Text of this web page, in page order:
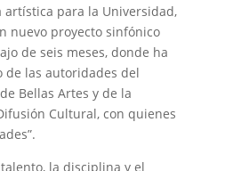
para la Universidad,
nuevo proyecto sinfónico
de seis meses, donde ha
de las autoridades del
Bellas Artes y de la
Cultural, con quienes
la disciplina y el